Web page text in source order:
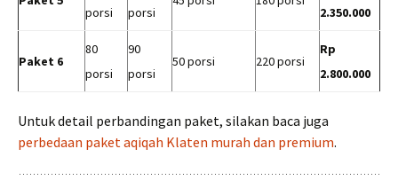
porsi porsi 2.350.000
Paket 6
80
porsi
90
porsi
50 porsi 220 porsi
Rp
2.800.000
Untuk detail perbandingan paket, silakan baca juga
perbedaan paket aqiqah Klaten murah dan premium.